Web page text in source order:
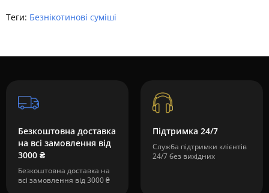
Теги: Безнікотинові суміші
Безкоштовна доставка
на всі замовлення від
3000 ₴
Безкоштовна доставка на
всі замовлення від 3000 ₴
Підтримка 24/7
Служба підтримки клієнтів
24/7 без вихідних